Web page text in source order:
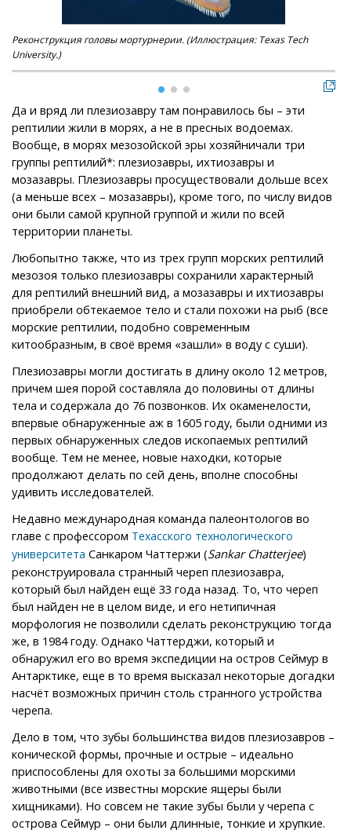
Реконструкция головы мортурнерии. (Иллюстрация: Texas Tech
University.)
Да и вряд ли плезиозавру там понравилось бы – эти
рептилии жили в морях, а не в пресных водоемах.
Вообще, в морях мезозойской эры хозяйничали три
группы рептилий*: плезиозавры, ихтиозавры и
мозазавры. Плезиозавры просуществовали дольше всех
(а меньше всех – мозазавры), кроме того, по числу видов
они были самой крупной группой и жили по всей
территории планеты.
Любопытно также, что из трех групп морских рептилий
мезозоя только плезиозавры сохранили характерный
для рептилий внешний вид, а мозазавры и ихтиозавры
приобрели обтекаемое тело и стали похожи на рыб (все
морские рептилии, подобно современным
китообразным, в своё время «зашли» в воду с суши).
Плезиозавры могли достигать в длину около 12 метров,
причем шея порой составляла до половины от длины
тела и содержала до 76 позвонков. Их окаменелости,
впервые обнаруженные аж в 1605 году, были одними из
первых обнаруженных следов ископаемых рептилий
вообще. Тем не менее, новые находки, которые
продолжают делать по сей день, вполне способны
удивить исследователей.
Недавно международная команда палеонтологов во
главе с профессором Техасского технологического
университета Санкаром Чаттержи (Sankar Chatterjee)
реконструировала странный череп плезиозавра,
который был найден ещё 33 года назад. То, что череп
был найден не в целом виде, и его нетипичная
морфология не позволили сделать реконструкцию тогда
же, в 1984 году. Однако Чаттерджи, который и
обнаружил его во время экспедиции на остров Сеймур в
Антарктике, еще в то время высказал некоторые догадки
насчёт возможных причин столь странного устройства
черепа.
Дело в том, что зубы большинства видов плезиозавров –
конической формы, прочные и острые – идеально
приспособлены для охоты за большими морскими
животными (все известны морские ящеры были
хищниками). Но совсем не такие зубы были у черепа с
острова Сеймур – они были длинные, тонкие и хрупкие.